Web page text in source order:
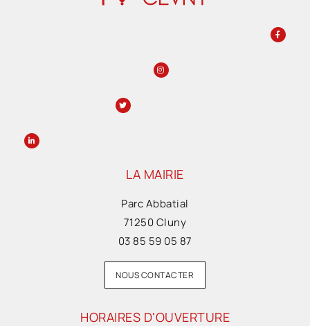
LA MAIRIE
Parc Abbatial
71250 Cluny
03 85 59 05 87
NOUS CONTACTER
HORAIRES D'OUVERTURE